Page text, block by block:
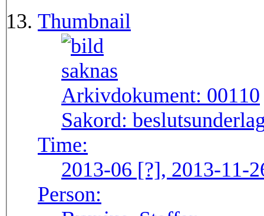
Thumbnail
Arkivdokument: 00110
Sakord:
Time:
2013-06 [?], 2013-11-
Person: